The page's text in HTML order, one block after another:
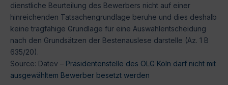
dienstliche Beurteilung des Bewerbers nicht auf einer
hinreichenden Tatsachengrundlage beruhe und dies deshalb
keine tragfähige Grundlage für eine Auswahlentscheidung
nach den Grundsätzen der Bestenauslese darstelle (Az. 1 B
635/20).
Source: Datev – Präsidentenstelle des OLG Köln darf nicht mit
ausgewähltem Bewerber besetzt werden